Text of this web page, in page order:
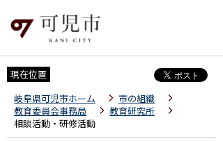
現在位置
岐阜県可児市ホーム
市の組織
教育委員会事務局
教育研究所
相談活動・研修活動